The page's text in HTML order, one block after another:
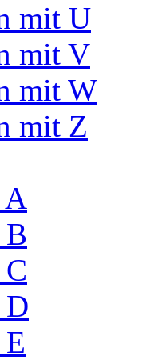
mit U
mit V
mit W
mit Z